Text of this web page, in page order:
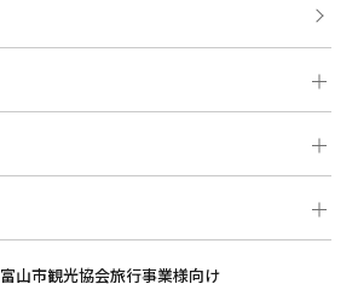
富山市観光協会旅行事業様向け